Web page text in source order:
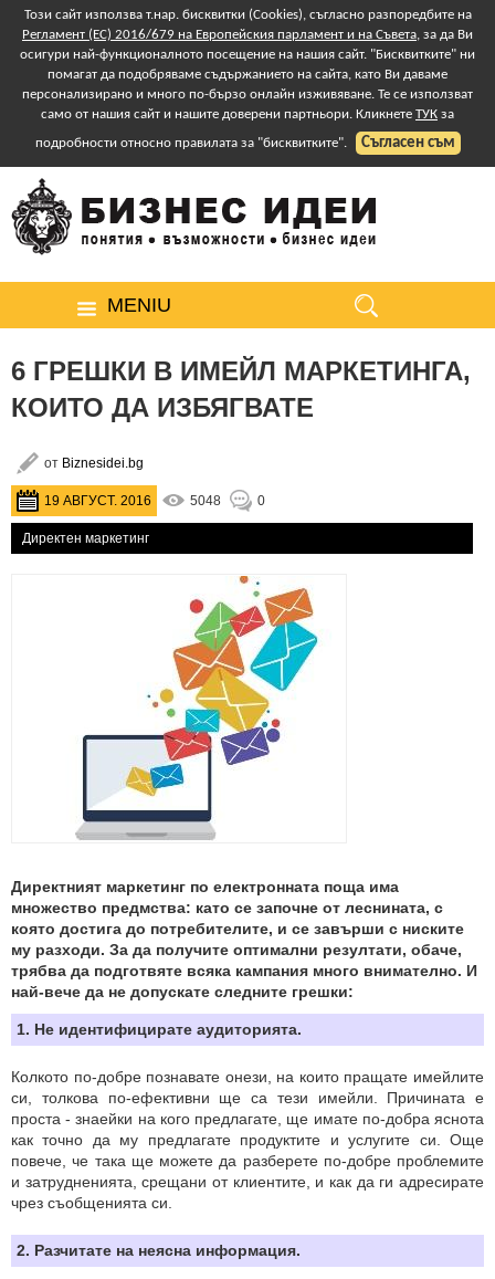
Този сайт използва т.нар. бисквитки (Cookies), съгласно разпоредбите на
Регламент (ЕС) 2016/679 на Европейския парламент и на Съвета, за да Ви
осигури най-функционалното посещение на нашия сайт. "Бисквитките" ни
помагат да подобряваме съдържанието на сайта, като Ви даваме
персонализирано и много по-бързо онлайн изживяване. Те се използват
само от нашия сайт и нашите доверени партньори. Кликнете ТУК за
подробности относно правилата за "бисквитките".
Съгласен съм
MENIU
6 ГРЕШКИ В ИМЕЙЛ МАРКЕТИНГА,
КОИТО ДА ИЗБЯГВАТЕ
от Biznesidei.bg
5048 0
19 АВГУСТ. 2016
Директен маркетинг
Директният маркетинг по електронната поща има
множество предмства: като се започне от леснината, с
която достига до потребителите, и се завърши с ниските
му разходи. За да получите оптимални резултати, обаче,
трябва да подготвяте всяка кампания много внимателно. И
най-вече да не допускате следните грешки:
1. Не идентифицирате аудиторията.
Колкото по-добре познавате онези, на които пращате имейлите
си, толкова по-ефективни ще са тези имейли. Причината е
проста - знаейки на кого предлагате, ще имате по-добра яснота
как точно да му предлагате продуктите и услугите си. Още
повече, че така ще можете да разберете по-добре проблемите
и затрудненията, срещани от клиентите, и как да ги адресирате
чрез съобщенията си.
2. Разчитате на неясна информация.